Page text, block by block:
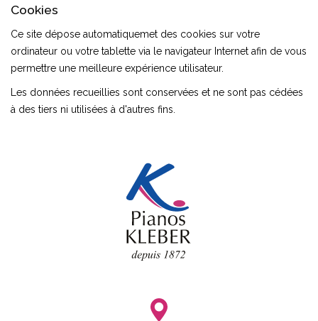
Cookies
Ce site dépose automatiquemet des cookies sur votre
ordinateur ou votre tablette via le navigateur Internet afin de vous
permettre une meilleure expérience utilisateur.
Les données recueillies sont conservées et ne sont pas cédées
à des tiers ni utilisées à d'autres fins.